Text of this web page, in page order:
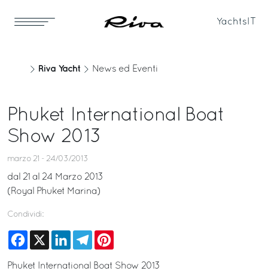
Yachts
Riva Yacht News ed Eventi
Phuket International Boat
Show 2013
marzo 21 - 24/03/2013
dal 21 al 24 Marzo 2013
(Royal Phuket Marina)
Condividi:
Facebook
X LinkedInTelegram
Phuket International Boat Show 2013